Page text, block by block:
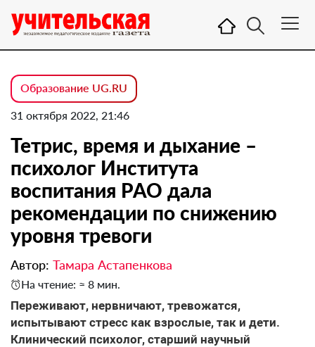
Образование UG.RU
31 октября 2022, 21:46
Тетрис, время и дыхание –
психолог Института
воспитания РАО дала
рекомендации по снижению
уровня тревоги
Автор: Тамара Астапенкова
На чтение: ≈ 8 мин.
Переживают, нервничают, тревожатся,
испытывают стресс как взрослые, так и дети.
Клинический психолог, старший научный